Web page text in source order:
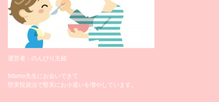
運営者：のんびり主婦
fxtamo先生にお会いできて
堅実投資法で堅実にお小遣いを増やしています。